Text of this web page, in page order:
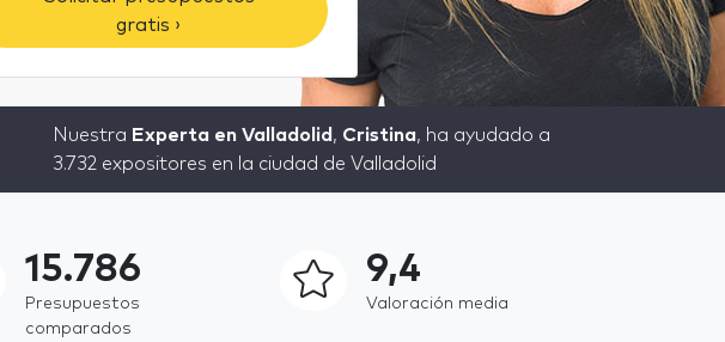
gratis ›
Nuestra Experta en Valladolid , Cristina, ha ayudado a
3.732 expositores en la ciudad de Valladolid
15.786
Presupuestos
comparados
9,4
Valoración media